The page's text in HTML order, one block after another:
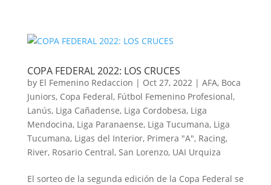
COPA FEDERAL 2022: LOS CRUCES
by El Femenino Redaccion | Oct 27, 2022| AFA, Boca
Juniors, Copa Federal, Fútbol Femenino Profesional,
Lanús, Liga Cañadense, Liga Cordobesa, Liga
Mendocina, Liga Paranaense, Liga Tucumana, Liga
Tucumana, Ligas del Interior, Primera "A", Racing,
River, Rosario Central, San Lorenzo, UAI Urquiza
El sorteo de la segunda edición de la Copa Federal se